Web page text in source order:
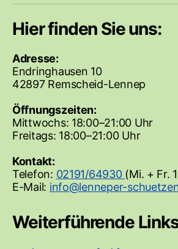
Hier finden Sie uns:
Adresse:
Endringhausen 10
42897 Remscheid-Lennep
Öffnungszeiten:
Mittwochs: 18:00–21:00 Uhr
Freitags: 18:00–21:00 Uhr
Kontakt:
Telefon: 02191/64930 (Mi. + Fr.
E-Mail:
Weiterführende